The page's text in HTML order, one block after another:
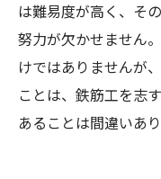
は難易度が高く、そ
努力が欠かせません
けではありませんが
ことは、鉄筋工を志
あることは間違いあ